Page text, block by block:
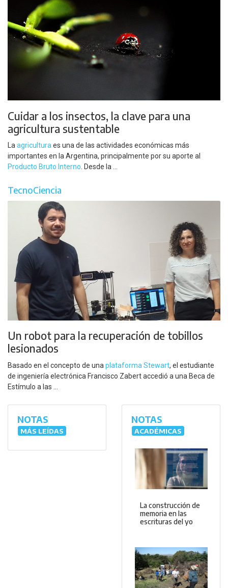
Cuidar a los insectos, la clave para una
agricultura sustentable
La agricultura es una de las actividades económicas más
importantes en la Argentina, principalmente por su aporte al
Producto Bruto Interno . Desde la ...
TecnoCiencia
Un robot para la recuperación de tobillos
lesionados
Basado en el concepto de una plataforma Stewart, el estudiante
de ingeniería electrónica Francisco Zabert accedió a una Beca de
Estímulo a las ...
NOTAS
MÁS LEÍDAS
NOTAS
ACADÉMICAS
La construcción de
memoria en las
escrituras del yo